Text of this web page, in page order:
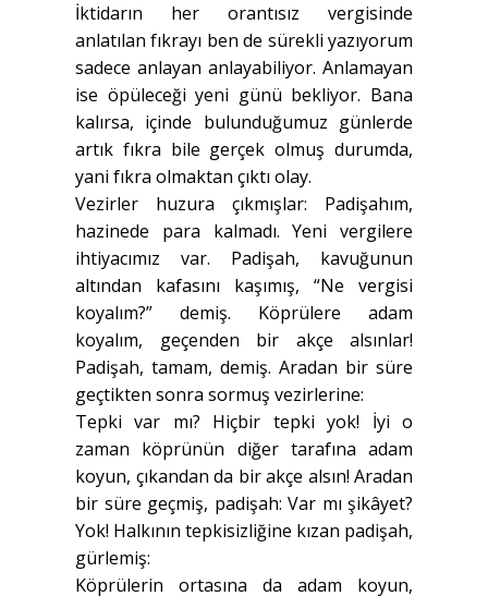
İktidarın her orantısız vergisinde
anlatılan fıkrayı ben de sürekli yazıyorum
sadece anlayan anlayabiliyor. Anlamayan
ise öpüleceği yeni günü bekliyor. Bana
kalırsa, içinde bulunduğumuz günlerde
artık fıkra bile gerçek olmuş durumda,
yani fıkra olmaktan çıktı olay.
Vezirler huzura çıkmışlar: Padişahım,
hazinede para kalmadı. Yeni vergilere
ihtiyacımız var. Padişah, kavuğunun
altından kafasını kaşımış, “Ne vergisi
koyalım?” demiş. Köprülere adam
koyalım, geçenden bir akçe alsınlar!
Padişah, tamam, demiş. Aradan bir süre
geçtikten sonra sormuş vezirlerine:
Tepki var mı? Hiçbir tepki yok! İyi o
zaman köprünün diğer tarafına adam
koyun, çıkandan da bir akçe alsın! Aradan
bir süre geçmiş, padişah: Var mı şikâyet?
Yok! Halkının tepkisizliğine kızan padişah,
gürlemiş:
Köprülerin ortasına da adam koyun,